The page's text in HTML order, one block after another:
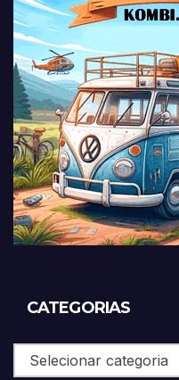
CATEGORIAS
Categorias